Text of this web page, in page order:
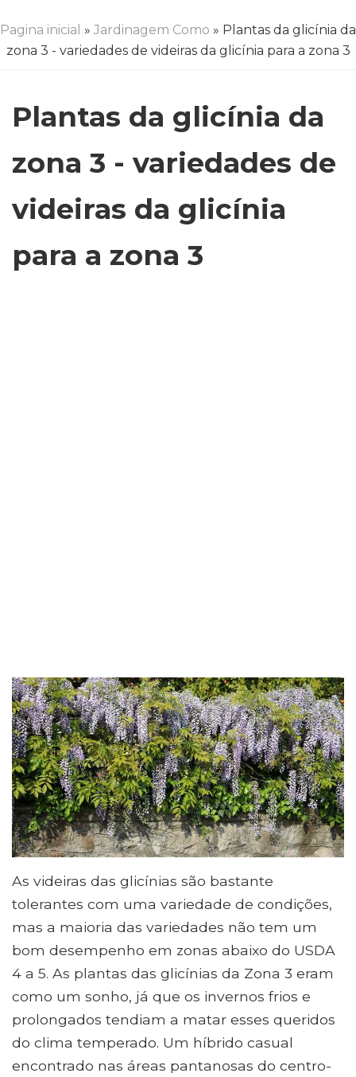
Pagina inicial » Jardinagem Como » Plantas da glicínia da
zona 3 - variedades de videiras da glicínia para a zona 3
Plantas da glicínia da
zona 3 - variedades de
videiras da glicínia
para a zona 3
As videiras das glicínias são bastante
tolerantes com uma variedade de condições,
mas a maioria das variedades não tem um
bom desempenho em zonas abaixo do USDA
4 a 5. As plantas das glicínias da Zona 3 eram
como um sonho, já que os invernos frios e
prolongados tendiam a matar esses queridos
do clima temperado. Um híbrido casual
encontrado nas áreas pantanosas do centro-